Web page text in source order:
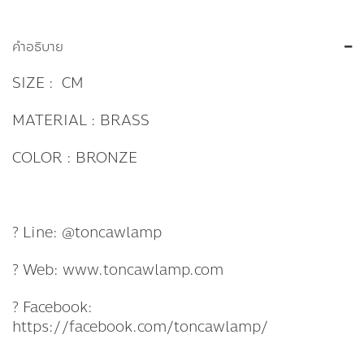
คำอธิบาย
SIZE : CM
MATERIAL : BRASS
COLOR : BRONZE
? Line: @toncawlamp
? Web: www.toncawlamp.com
? Facebook:
https://facebook.com/toncawlamp/